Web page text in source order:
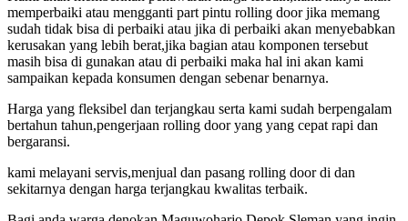
memperbaiki atau mengganti part pintu rolling door jika memang
sudah tidak bisa di perbaiki atau jika di perbaiki akan menyebabkan
kerusakan yang lebih berat,jika bagian atau komponen tersebut
masih bisa di gunakan atau di perbaiki maka hal ini akan kami
sampaikan kepada konsumen dengan sebenar benarnya.
Harga yang fleksibel dan terjangkau serta kami sudah berpengalam
bertahun tahun,pengerjaan rolling door yang yang cepat rapi dan
bergaransi.
kami melayani servis,menjual dan pasang rolling door di dan
sekitarnya dengan harga terjangkau kwalitas terbaik.